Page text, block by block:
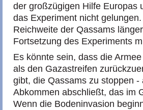
der großzügigen Hilfe Europas
das Experiment nicht
Reichweite der Qassams
Fortsetzung des Experiments
Es könnte sein, dass die
als den Gazastreifen
gibt, die Qassams zu stoppen
Abkommen abschließt, das im
Wenn die Bodeninvasion